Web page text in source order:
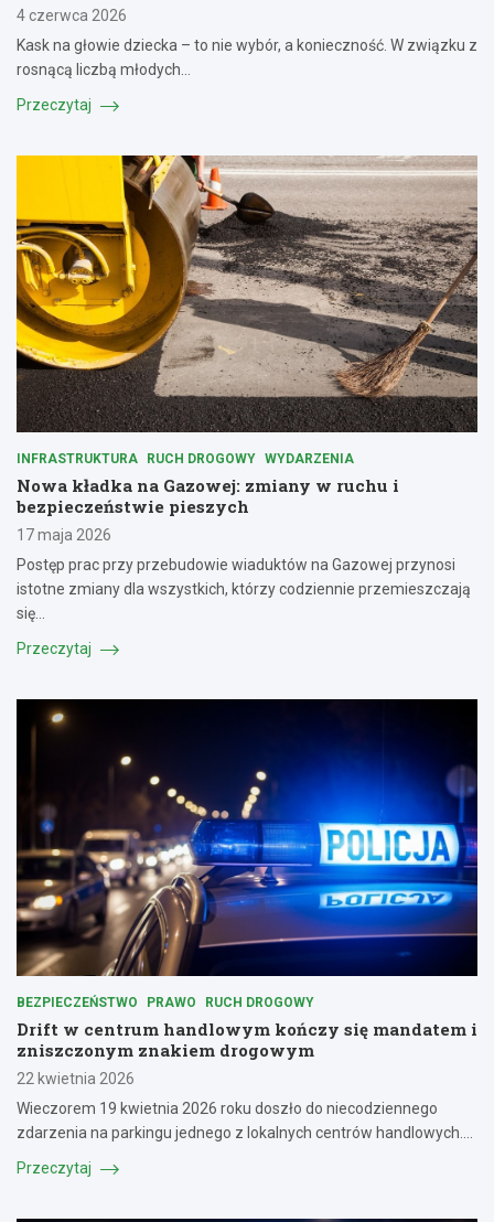
4 czerwca 2026
Kask na głowie dziecka – to nie wybór, a konieczność. W związku z
rosnącą liczbą młodych…
Przeczytaj
INFRASTRUKTURA RUCH DROGOWY WYDARZENIA
Nowa kładka na Gazowej: zmiany w ruchu i
bezpieczeństwie pieszych
17 maja 2026
Postęp prac przy przebudowie wiaduktów na Gazowej przynosi
istotne zmiany dla wszystkich, którzy codziennie przemieszczają
się…
Przeczytaj
BEZPIECZEŃSTWO PRAWO RUCH DROGOWY
Drift w centrum handlowym kończy się mandatem i
zniszczonym znakiem drogowym
22 kwietnia 2026
Wieczorem 19 kwietnia 2026 roku doszło do niecodziennego
zdarzenia na parkingu jednego z lokalnych centrów handlowych.…
Przeczytaj